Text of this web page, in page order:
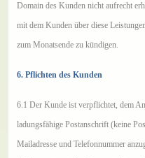
Domain des Kunden nicht aufrecht
mit dem Kunden über diese
zum Monatsende zu kündigen.
6. Pflichten des Kunden
6.1 Der Kunde ist verpflichtet, dem
ladungsfähige Postanschrift (keine
Mailadresse und Telefonnummer